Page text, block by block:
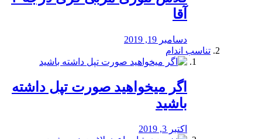
آقا
دسامبر 19, 2019
تناسب اندام
اگر میخواهید صورت تپل داشته
باشید
اکتبر 3, 2019